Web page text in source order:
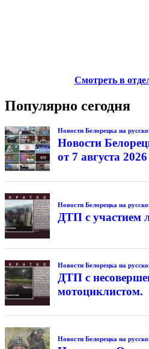
Смотреть в
Популярно сегодня
Новости Белорецка на
Новости
от 7 августа
Новости Белорецка на
ДТП с участием
Новости Белорецка на
ДТП с
мотоциклистом.
Новости Белорецка на